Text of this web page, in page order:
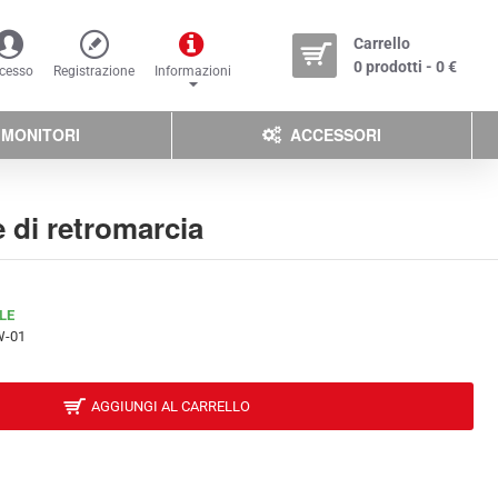
Registrazione Informazioni
Carrello
0 prodotti - 0 €
MONITORI ACCESSORI
di retromarcia
01
AGGIUNGI AL CARRELLO